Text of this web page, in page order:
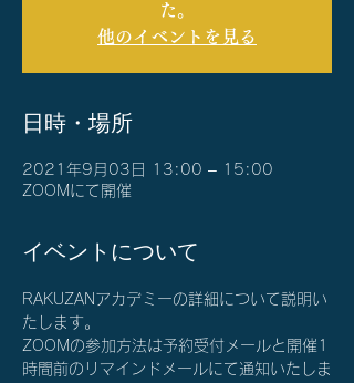
た。
他のイベントを見る
日時・場所
2021年9月03日 13:00 – 15:00
ZOOMにて開催
イベントについて
RAKUZANアカデミーの詳細について説明い
たします。
ZOOMの参加方法は予約受付メールと開催1
時間前のリマインドメールにて通知いたしま